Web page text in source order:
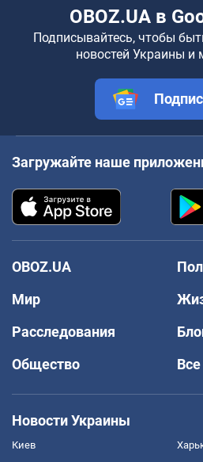
OBOZ.UA в
Подписывайтесь, чтобы
новостей Украины и
Загружайте наше
OBOZ.UA
Мир
Расследования
Общество
Новости Украины
Киев